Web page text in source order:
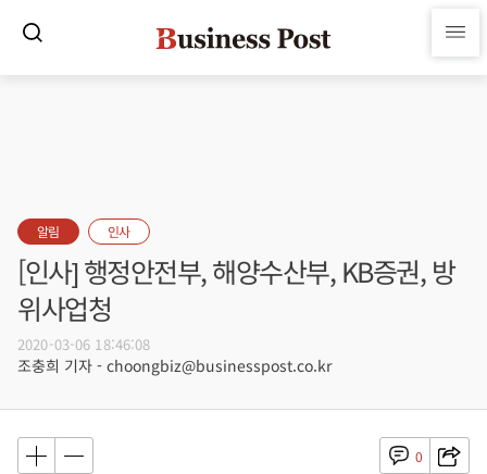
알림 인사
[인사] 행정안전부, 해양수산부, KB증권, 방
위사업청
2020-03-06 18:46:08
조충희 기자 - choongbiz@businesspost.co.kr
0